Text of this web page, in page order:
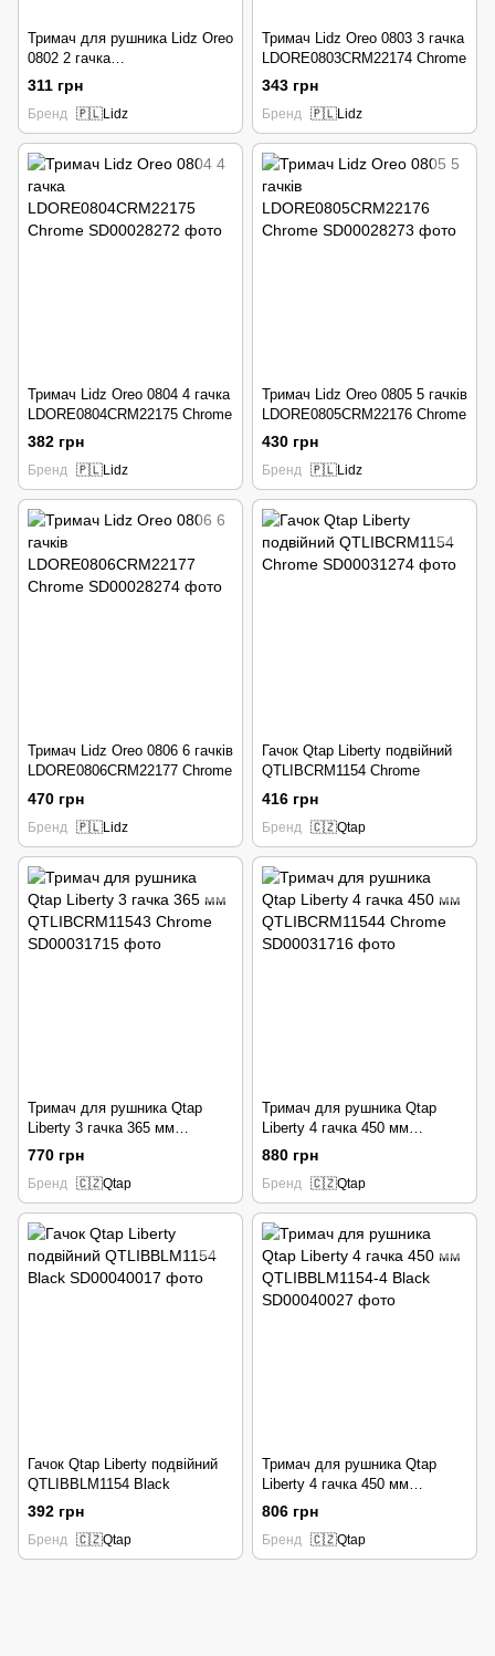
Тримач для рушника Lidz Oreo
0802 2 гачка
LDORE0802CRM22173 Chrome
311 грн
Бренд 🇵🇱Lidz
Тримач Lidz Oreo 0803 3 гачка
LDORE0803CRM22174 Chrome
343 грн
Бренд 🇵🇱Lidz
Тримач Lidz Oreo 0804 4 гачка
LDORE0804CRM22175 Chrome
382 грн
Бренд 🇵🇱Lidz
Тримач Lidz Oreo 0805 5 гачків
LDORE0805CRM22176 Chrome
430 грн
Бренд 🇵🇱Lidz
Тримач Lidz Oreo 0806 6 гачків
LDORE0806CRM22177 Chrome
470 грн
Бренд 🇵🇱Lidz
Гачок Qtap Liberty подвійний
QTLIBCRM1154 Chrome
416 грн
Бренд 🇨🇿Qtap
Тримач для рушника Qtap
Liberty 3 гачка 365 мм
QTLIBCRM11543 Chrome
770 грн
Бренд 🇨🇿Qtap
Тримач для рушника Qtap
Liberty 4 гачка 450 мм
QTLIBCRM11544 Chrome
880 грн
Бренд 🇨🇿Qtap
Гачок Qtap Liberty подвійний
QTLIBBLM1154 Black
392 грн
Бренд 🇨🇿Qtap
Тримач для рушника Qtap
Liberty 4 гачка 450 мм
QTLIBBLM1154-4 Black
806 грн
Бренд 🇨🇿Qtap